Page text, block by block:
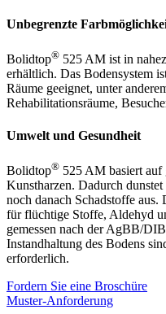
Unbegrenzte
Bolidtop® 525 AM ist in
erhältlich. Das Bodensystem
Räume geeignet, unter
Rehabilitationsräume,
Umwelt und Gesundheit
Bolidtop® 525 AM basiert auf
Kunstharzen. Dadurch
noch danach Schadstoffe
für flüchtige Stoffe, Aldehyd
gemessen nach der AgBB/
Instandhaltung des Bodens
erforderlich.
Fordern Sie eine Broschüre
Muster-Anforderung